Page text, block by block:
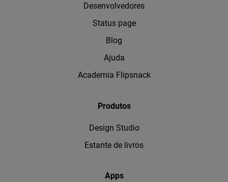
Desenvolvedores
Status page
Blog
Ajuda
Academia Flipsnack
Produtos
Design Studio
Estante de livros
Apps